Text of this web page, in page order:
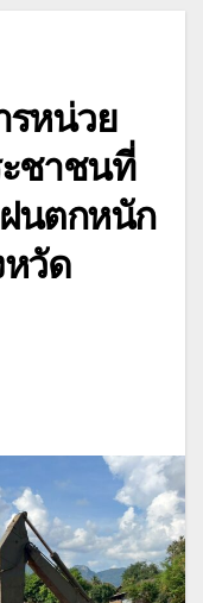
รหน่วย
ชาชนที่
นตกหนัก
หวัด